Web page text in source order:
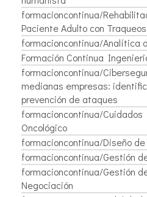
formacioncontinua/
Paciente Adulto con
formacioncontinua/Analítica
Formación Continua
formacioncontinua/
medianas empresas:
prevención de ataques
formacioncontinua/
Oncológico
formacioncontinua/Diseño
formacioncontinua/Gestión
formacioncontinua/Gestión
Negociación